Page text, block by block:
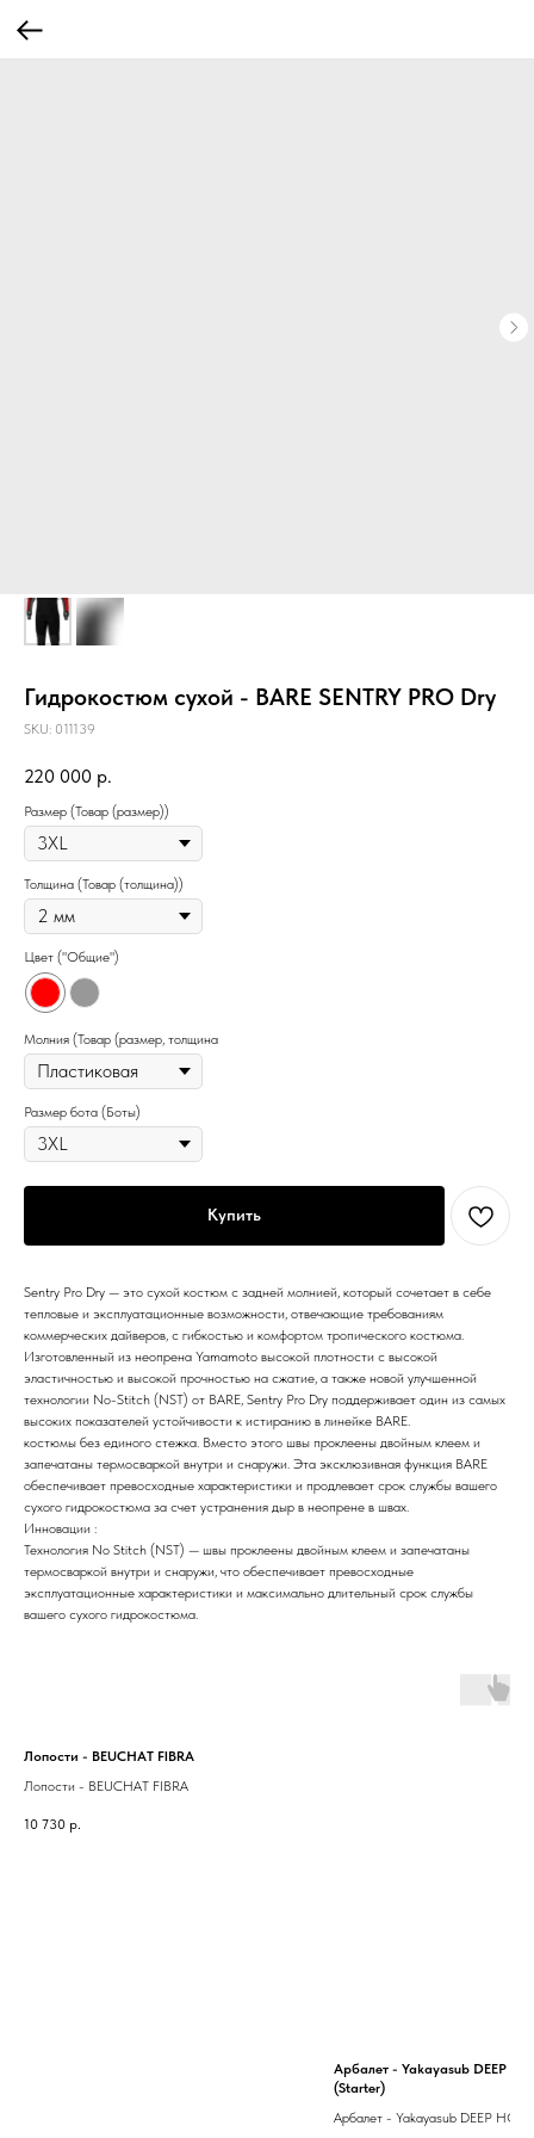
Гидрокостюм сухой - BARE SENTRY PRO Dry
SKU: 011139
220 000 р.
Размер (Товар (размер))
Толщина (Товар (толщина))
Цвет ("Общие")
Молния (Товар (размер, толщина
Размер бота (Боты)
Купить
Sentry Pro Dry — это сухой костюм с задней молнией, который сочетает в себе
тепловые и эксплуатационные возможности, отвечающие требованиям
коммерческих дайверов, с гибкостью и комфортом тропического костюма.
Изготовленный из неопрена Yamamoto высокой плотности с высокой
эластичностью и высокой прочностью на сжатие, а также новой улучшенной
технологии No-Stitch (NST) от BARE, Sentry Pro Dry поддерживает один из самых
высоких показателей устойчивости к истиранию в линейке BARE.
костюмы без единого стежка. Вместо этого швы проклеены двойным клеем и
запечатаны термосваркой внутри и снаружи. Эта эксклюзивная функция BARE
обеспечивает превосходные характеристики и продлевает срок службы вашего
сухого гидрокостюма за счет устранения дыр в неопрене в швах.
Инновации :
Технология No Stitch (NST) — швы проклеены двойным клеем и запечатаны
термосваркой внутри и снаружи, что обеспечивает превосходные
эксплуатационные характеристики и максимально длительный срок службы
вашего сухого гидрокостюма.
Лопости - BEUCHAT FIBRA
Лопости - BEUCHAT FIBRA
10 730 р.
Арбалет - Yakayasub DEEP
(Starter)
Арбалет - Yakayasub DEEP